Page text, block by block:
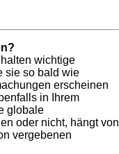
wichtige
sie so bald wie
erscheinen
in Ihrem
globale
oder nicht, hängt von
vergebenen